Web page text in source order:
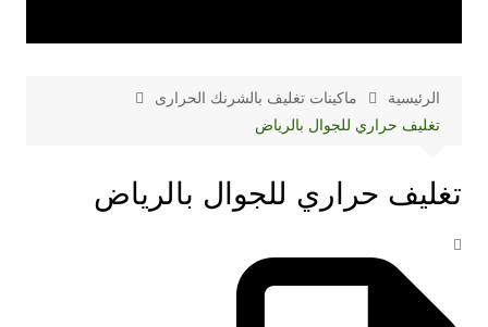
الرئيسية
ماكينات تغليف بالشرنك الحرارى
تغليف حراري للجوال بالرياض
تغليف حراري للجوال بالرياض